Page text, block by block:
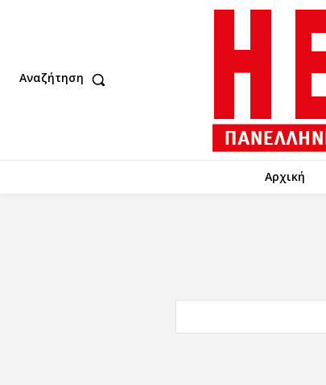
Αναζήτηση
Αρχική